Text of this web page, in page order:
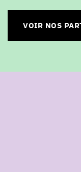
VOIR NOS